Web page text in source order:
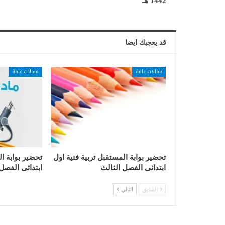
قد يعجبك ايضا
مقالات عامة
تحضير بوابة المستقبل تربية فنية اول
ابتدائى الفصل الثالث
مقالات عامة
تحضير بوابة
ابتدائى
السابق التالي